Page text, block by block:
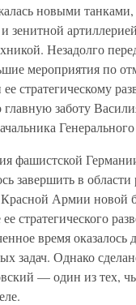
новыми
зенитной
Незадолго
мероприятия по
стратегическому
главную заботу
фашистской
завершить в области
Армии новой
стратегического
время оказалось
задач. Однако
— один из тех,